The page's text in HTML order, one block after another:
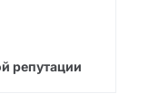
репутации